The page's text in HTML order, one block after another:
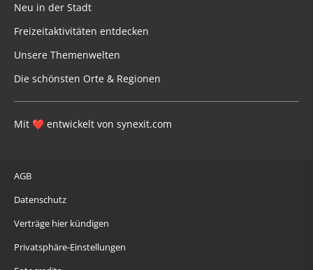
Neu in der Stadt
Freizeitaktivitäten entdecken
Unsere Themenwelten
Die schönsten Orte & Regionen
Mit ❤ entwickelt von synexit.com
AGB
Datenschutz
Verträge hier kündigen
Privatsphäre-Einstellungen